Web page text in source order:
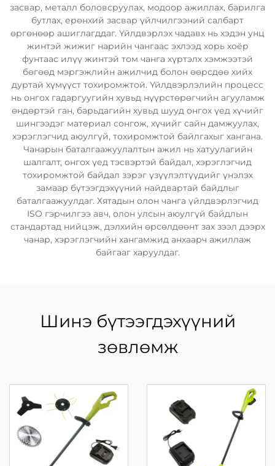
засвар, металл боловсруулах, модоор ажиллах, барилга
бутлах, ерөнхий засвар үйлчилгээний салбарт
өргөнөөр ашиглагддаг. Үйлдвэрлэх чадавх нь хэдэн унц
жинтэй жижиг нарийн чангаас эхлээд хорь хоёр
фунтаас илүү жинтэй том чанга хүртэлх хэмжээтэй
бөгөөд мэргэжлийн ажилчид болон өөрсдөө хийх
дуртай хүмүүст тохиромжтой. Үйлдвэрлэлийн процесс
нь онгох гадаргуугийн хувьд нүүрстөрөгчийн агууламж
өндөртэй ган, барьдагийн хувьд шууд онгох үед хүчийг
шингээдэг материал сонгож, хүчийг сайн дамжуулах,
хэрэглэгчид аюулгүй, тохиромжтой байлгахыг хангана.
Чанарын баталгаажуулалтын ажил нь хатуулагийн
шалгалт, онгох үед тэсвэртэй байдал, хэрэглэгчид
тохиромжтой байдал зэрэг үзүүлэлтүүдийг үнэлэх
замаар бүтээгдэхүүний найдвартай байдлыг
баталгаажуулдаг. Хятадын олон чанга үйлдвэрлэгчид
ISO гэрчилгээ авч, олон улсын аюулгүй байдлын
стандартад нийцэж, дэлхийн өрсөлдөөнт зах зээл дээрх
чанар, хэрэглэгчийн хангамжид анхаарч ажиллаж
байгааг харуулдаг.
Шинэ бүтээгдэхүүний
зөвлөмж